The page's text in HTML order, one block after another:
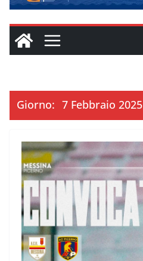
Giorno: 7 Febbraio 2025